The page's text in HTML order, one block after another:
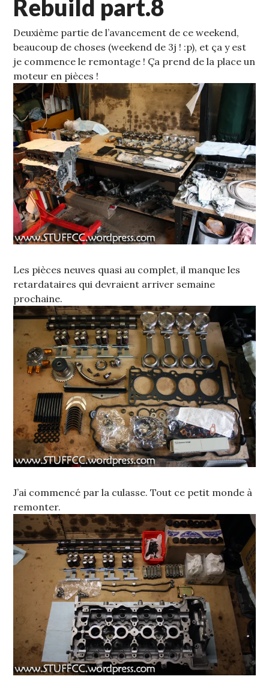
Rebuild part.8
Deuxième partie de l’avancement de ce weekend,
beaucoup de choses (weekend de 3j ! :p), et ça y est
je commence le remontage ! Ça prend de la place un
moteur en pièces !
Les pièces neuves quasi au complet, il manque les
retardataires qui devraient arriver semaine
prochaine.
J’ai commencé par la culasse. Tout ce petit monde à
remonter.